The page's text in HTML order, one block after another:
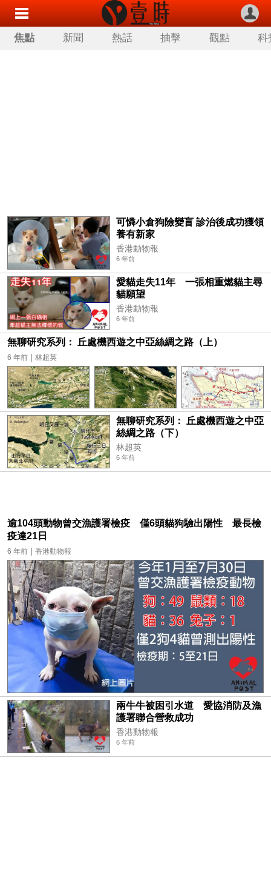
焦點 新聞 熱話 抽擊 觀點 科
可憐小倉狗險變盲 診治後成功獲領
養有新家
香港動物報
6 年前
愛貓走失11年 一張相重燃貓主尋
貓願望
香港動物報
6 年前
無聊研究系列： 丘處機西遊之中亞絲綢之路（上）
6 年前 | 林超英
無聊研究系列： 丘處機西遊之中亞
絲綢之路（下）
林超英
6 年前
逾104頭動物曾交漁護署檢疫 僅6頭貓狗驗出陽性 最長檢
疫達21日
6 年前 | 香港動物報
兩牛牛被困引水道 愛協消防及漁
護署聯合營救成功
香港動物報
6 年前